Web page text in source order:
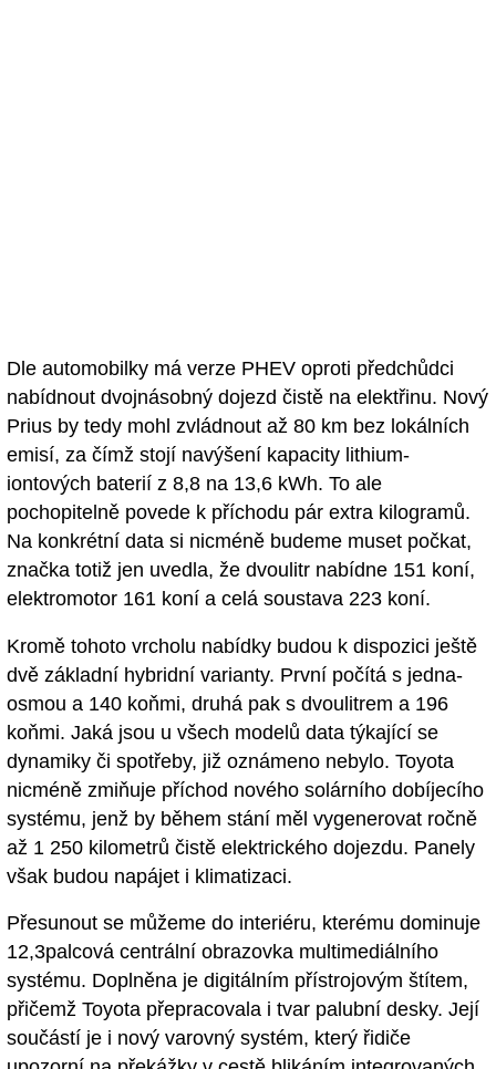
Dle automobilky má verze PHEV oproti předchůdci
nabídnout dvojnásobný dojezd čistě na elektřinu. Nový
Prius by tedy mohl zvládnout až 80 km bez lokálních
emisí, za čímž stojí navýšení kapacity lithium-
iontových baterií z 8,8 na 13,6 kWh. To ale
pochopitelně povede k příchodu pár extra kilogramů.
Na konkrétní data si nicméně budeme muset počkat,
značka totiž jen uvedla, že dvoulitr nabídne 151 koní,
elektromotor 161 koní a celá soustava 223 koní.
Kromě tohoto vrcholu nabídky budou k dispozici ještě
dvě základní hybridní varianty. První počítá s jedna-
osmou a 140 koňmi, druhá pak s dvoulitrem a 196
koňmi. Jaká jsou u všech modelů data týkající se
dynamiky či spotřeby, již oznámeno nebylo. Toyota
nicméně zmiňuje příchod nového solárního dobíjecího
systému, jenž by během stání měl vygenerovat ročně
až 1 250 kilometrů čistě elektrického dojezdu. Panely
však budou napájet i klimatizaci.
Přesunout se můžeme do interiéru, kterému dominuje
12,3palcová centrální obrazovka multimediálního
systému. Doplněna je digitálním přístrojovým štítem,
přičemž Toyota přepracovala i tvar palubní desky. Její
součástí je i nový varovný systém, který řidiče